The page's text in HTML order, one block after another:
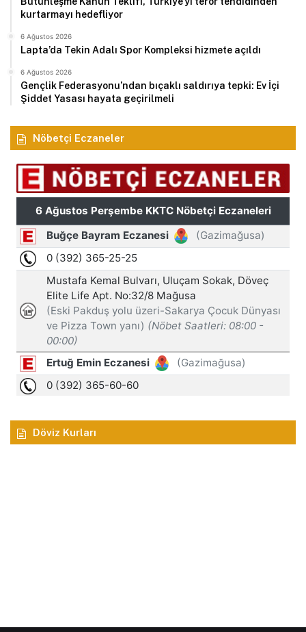
kurtarmayı hedefliyor
6 Ağustos 2026
Lapta’da Tekin Adalı Spor Kompleksi hizmete açıldı
6 Ağustos 2026
Gençlik Federasyonu’ndan bıçaklı saldırıya tepki: Ev İçi
Şiddet Yasası hayata geçirilmeli
Nöbetçi Eczaneler
Döviz Kurları